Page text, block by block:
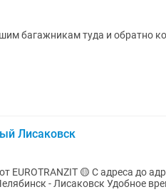
багажникам туда и обратно
Лисаковск
🟡 С адреса до